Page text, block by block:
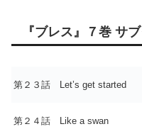
『ブレス』７巻 サ
第２３話 Let’s get started
第２４話 Like a swan